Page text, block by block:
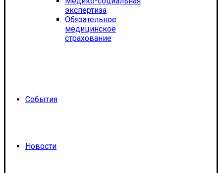
экспертиза
Обязательное
медицинское
страхование
События
Новости